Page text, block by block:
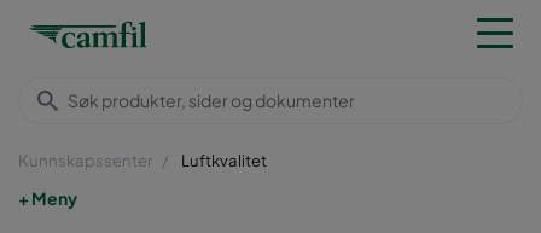
Kunnskapssenter Luftkvalitet
Meny